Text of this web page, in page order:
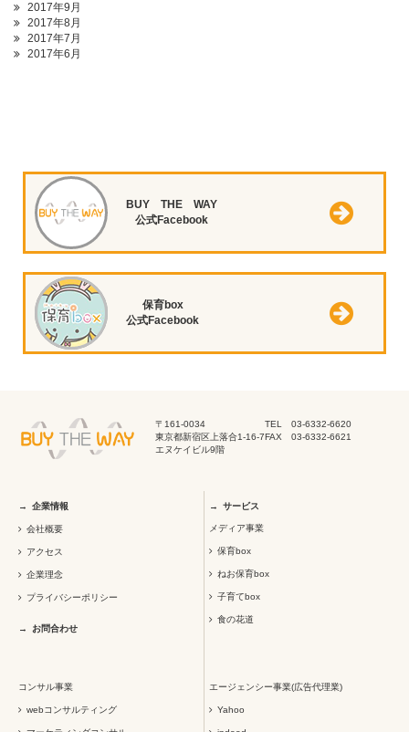
2017年9月
2017年8月
2017年7月
2017年6月
BUY THE WAY
公式Facebook
保育box
公式Facebook
〒161-0034
東京都新宿区上落合1-16-7
エヌケイビル9階
TEL 03-6332-6620
FAX 03-6332-6621
企業情報
会社概要
アクセス
企業理念
プライバシーポリシー
お問合わせ
サービス
メディア事業
保育box
ねお保育box
子育てbox
食の花道
コンサル事業
webコンサルティング
エージェンシー事業(広告代理業)
Yahoo